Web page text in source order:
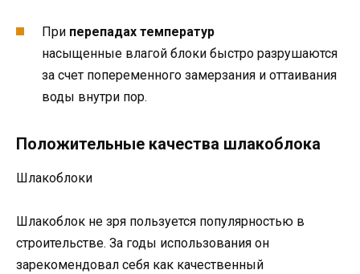
При перепадах температур
насыщенные влагой блоки быстро разрушаются
за счет попеременного замерзания и оттаивания
воды внутри пор.
Положительные качества шлакоблока
Шлакоблоки
Шлакоблок не зря пользуется популярностью в
строительстве. За годы использования он
зарекомендовал себя как качественный